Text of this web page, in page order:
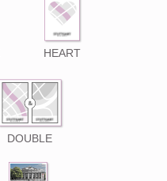
HEART
DOUBLE